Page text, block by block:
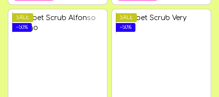
SALE
−50%
SALE
−50%